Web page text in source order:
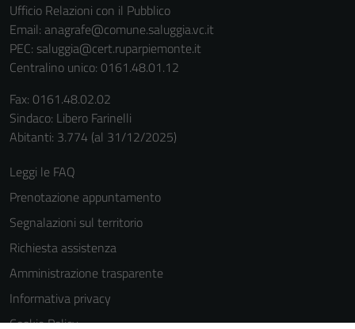
Ufficio Relazioni con il Pubblico
Email: anagrafe@comune.saluggia.vc.it
PEC: saluggia@cert.ruparpiemonte.it
Centralino unico: 0161.48.01.12
Fax: 0161.48.02.02
Sindaco: Libero Farinelli
Abitanti: 3.774 (al 31/12/2025)
Leggi le FAQ
Prenotazione appuntamento
Segnalazioni sul territorio
Richiesta assistenza
Amministrazione trasparente
Informativa privacy
Cookie Policy